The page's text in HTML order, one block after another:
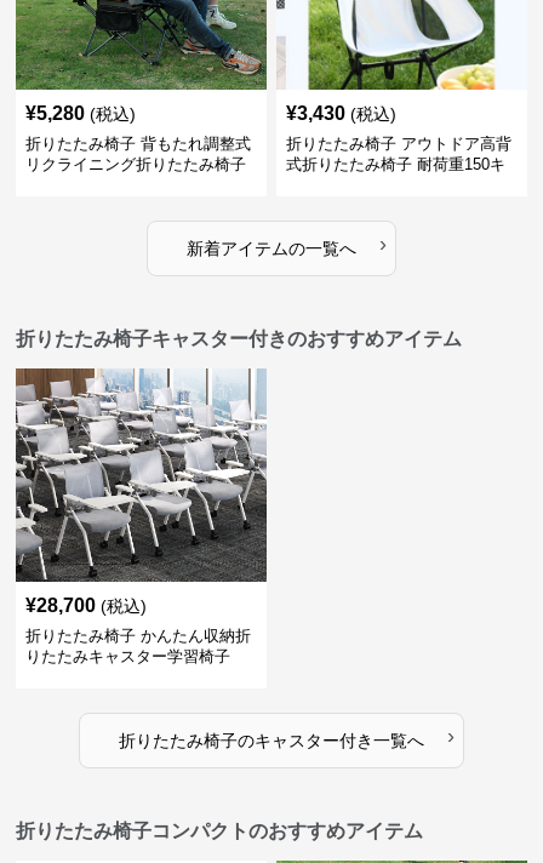
¥5,280 (税込)
折りたたみ椅子 背もたれ調整式
リクライニング折りたたみ椅子
¥3,430 (税込)
折りたたみ椅子 アウトドア高背
式折りたたみ椅子 耐荷重150キ
新着アイテムの一覧へ ›
折りたたみ椅子キャスター付きのおすすめアイテム
¥28,700 (税込)
折りたたみ椅子 かんたん収納折
りたたみキャスター学習椅子
折りたたみ椅子のキャスター付き一覧へ ›
折りたたみ椅子コンパクトのおすすめアイテム